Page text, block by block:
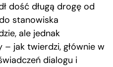
dość długą drogę od
stanowiska
ale jednak
jak twierdzi, głównie w
dialogu i